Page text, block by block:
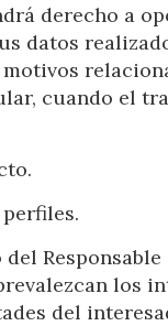
derecho a
datos
cuando el
Responsable
los
del